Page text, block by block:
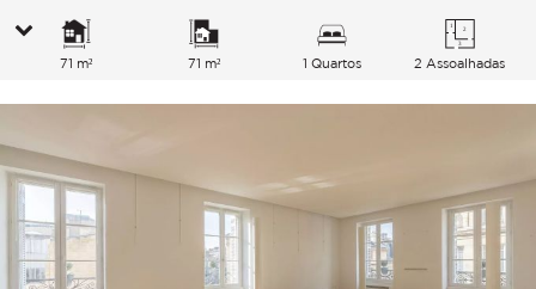
71 m² 71 m² 1 Quartos 2 Assoalhadas